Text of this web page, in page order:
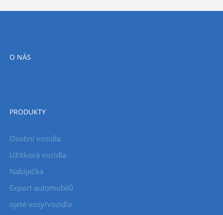
O NÁS
PRODUKTY
Osobní vozidla
Užitková vozidla
Nabíječka
Export automobilů
ojeté vozy/vozidla